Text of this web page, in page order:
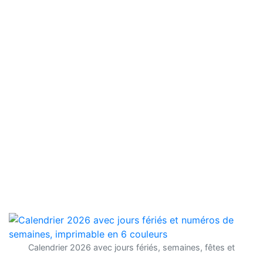
Calendrier 2026 avec jours fériés, semaines, fêtes et